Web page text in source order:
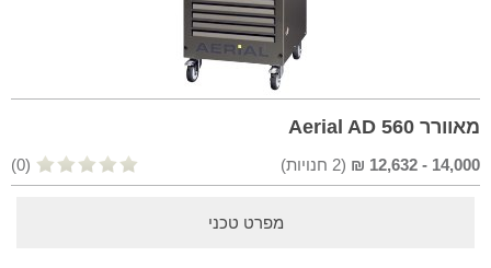
מאוורר Aerial AD 560
14,000
-
12,632
₪
(
2 חנויות) (0)
מפרט טכני